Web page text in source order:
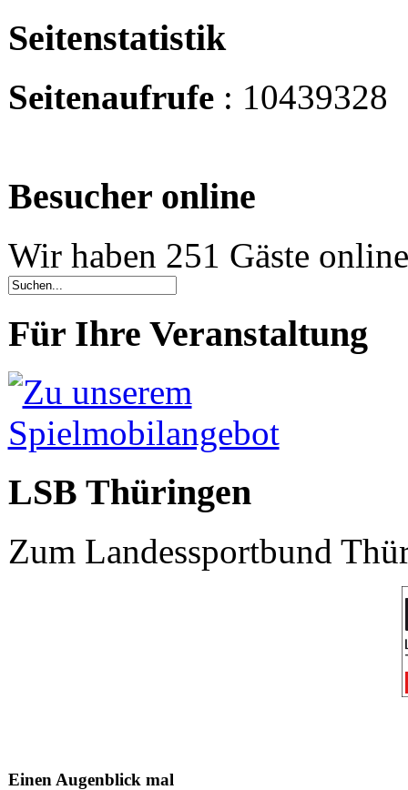
Seitenstatistik
Seitenaufrufe: 10439328
Besucher online
Wir haben 251 Gäste online
Für Ihre Veranstaltung
LSB Thüringen
Zum Landessportbund
Einen Augenblick mal